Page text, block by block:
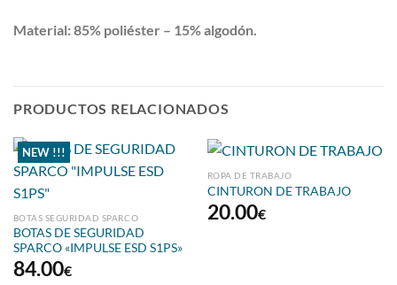
Material: 85% poliéster – 15% algodón.
PRODUCTOS RELACIONADOS
NEW !!!
BOTAS SEGURIDAD SPARCO
BOTAS DE SEGURIDAD
SPARCO «IMPULSE ESD S1PS»
84.00€
ROPA DE TRABAJO
CINTURON DE TRABAJO
20.00€